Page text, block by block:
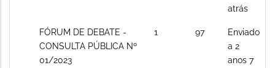
atrás
Sem
novos
posts
FÓRUM DE DEBATE -
CONSULTA PÚBLICA Nº
01/2023
1 97
Enviado
a 2
anos 7